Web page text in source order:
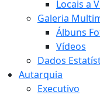
Locais a
Galeria
Álbuns
Vídeos
Dados
Autarquia
Executivo